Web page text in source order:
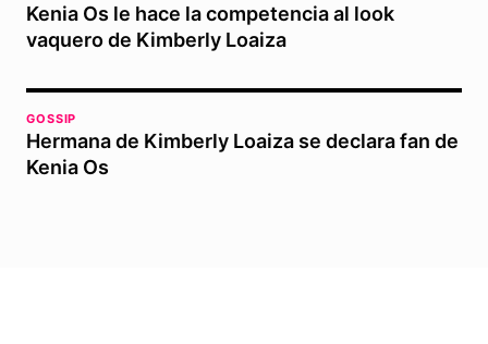
Kenia Os le hace la competencia al look
vaquero de Kimberly Loaiza
GOSSIP
Hermana de Kimberly Loaiza se declara fan de
Kenia Os